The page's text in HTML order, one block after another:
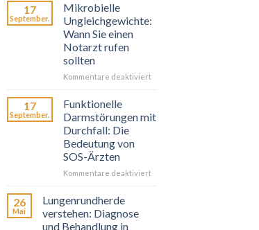
:
l’Importance
en
17
September.
Mikrobielle
Ungleichgewichte:
Wann Sie einen
Notarzt rufen
sollten
Kommentare deaktiviertfür
Quand
SOS
17
September.
Funktionelle
Darmstörungen mit
Durchfall: Die
Bedeutung von
SOS-Ärzten
Kommentare deaktiviertfür
26
Mai
Lungenrundherde
verstehen: Diagnose
und Behandlung in